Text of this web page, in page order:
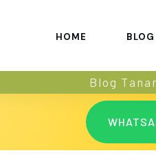
HOME BLOG
Blog